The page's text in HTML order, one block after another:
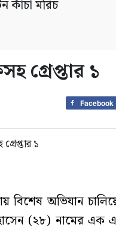
কাঁচা মরিচ
গ্রেপ্তার ১
Facebook
বিশেষ অভিযান
(২৮) নামের এক